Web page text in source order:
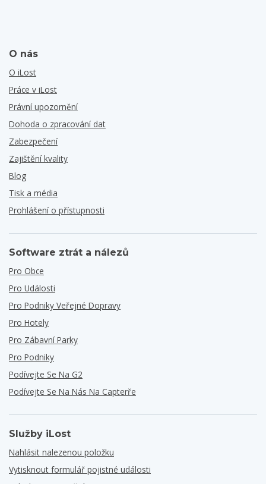
O nás
O iLost
Práce v iLost
Právní upozornění
Dohoda o zpracování dat
Zabezpečení
Zajištění kvality
Blog
Tisk a média
Prohlášení o přístupnosti
Software ztrát a nálezů
Pro Obce
Pro Události
Pro Podniky Veřejné Dopravy
Pro Hotely
Pro Zábavní Parky
Pro Podniky
Podívejte Se Na G2
Podívejte Se Na Nás Na Capterře
Služby iLost
Nahlásit nalezenou položku
Vytisknout formulář pojistné události